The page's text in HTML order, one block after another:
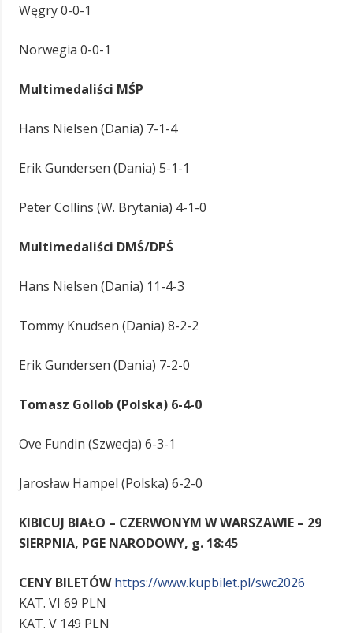
Węgry 0-0-1
Norwegia 0-0-1
Multimedaliści MŚP
Hans Nielsen (Dania) 7-1-4
Erik Gundersen (Dania) 5-1-1
Peter Collins (W. Brytania) 4-1-0
Multimedaliści DMŚ/DPŚ
Hans Nielsen (Dania) 11-4-3
Tommy Knudsen (Dania) 8-2-2
Erik Gundersen (Dania) 7-2-0
Tomasz Gollob (Polska) 6-4-0
Ove Fundin (Szwecja) 6-3-1
Jarosław Hampel (Polska) 6-2-0
KIBICUJ BIAŁO – CZERWONYM W WARSZAWIE – 29
SIERPNIA, PGE NARODOWY, g. 18:45
CENY BILETÓWhttps://www.kupbilet.pl/swc2026
KAT. VI 69 PLN
KAT. V 149 PLN